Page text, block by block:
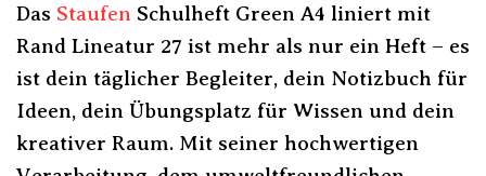
Das Staufen Schulheft Green A4 liniert mit
Rand Lineatur 27 ist mehr als nur ein Heft – es
ist dein täglicher Begleiter, dein Notizbuch für
Ideen, dein Übungsplatz für Wissen und dein
kreativer Raum. Mit seiner hochwertigen